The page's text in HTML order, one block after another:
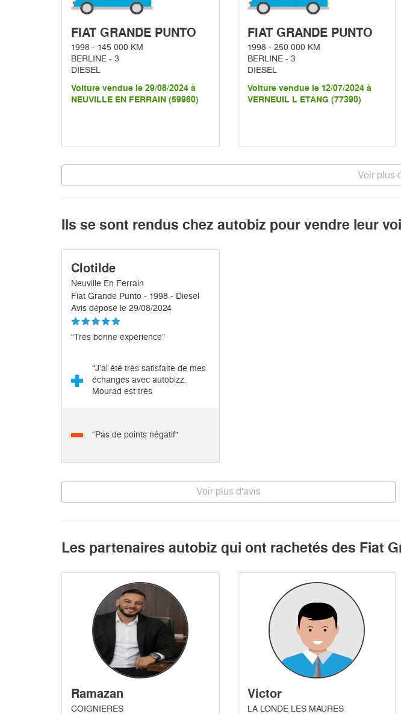
FIAT GRANDE PUNTO
1998 - 145 000 KM
BERLINE - 3
DIESEL
Voiture vendue le 29/08/2024 à
NEUVILLE EN FERRAIN (59960)
FIAT GRANDE PUNTO
1998 - 250 000 KM
BERLINE - 3
DIESEL
Voiture vendue le 12/07/2024 à
VERNEUIL L ETANG (77390)
Voir plus
Ils se sont rendus chez autobiz pour vendre leur
Clotilde
Neuville En Ferrain
Fiat Grande Punto - 1998 - Diesel
Avis déposé le 29/08/2024
“Très bonne expérience”
“J’ai été très satisfaite de mes
échanges avec autobizz.
Mourad est très
“Pas de points négatif”
Voir plus d'avis
Les partenaires autobiz qui ont rachetés des Fiat
Ramazan
COIGNIERES
Victor
LA LONDE LES MAURES